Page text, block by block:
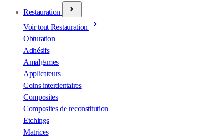
Restauration
Voir tout Restauration
Obturation
Adhésifs
Amalgames
Applicateurs
Coins interdentaires
Composites
Composites de reconstitution
Etchings
Matrices